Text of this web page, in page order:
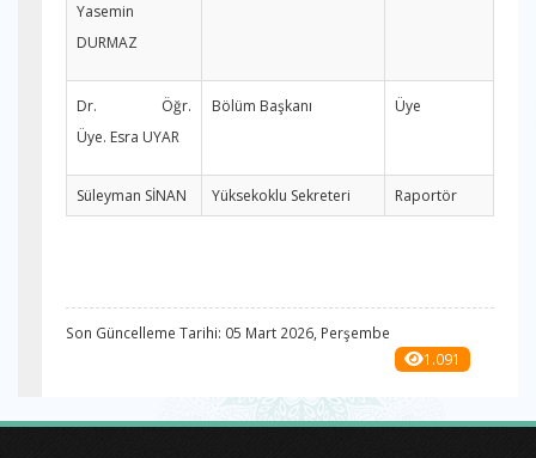
Yasemin
DURMAZ
Dr. Öğr.
Üye. Esra UYAR
Bölüm Başkanı Üye
Süleyman SİNAN Yüksekoklu Sekreteri Raportör
Son Güncelleme Tarihi: 05 Mart 2026, Perşembe
1.091